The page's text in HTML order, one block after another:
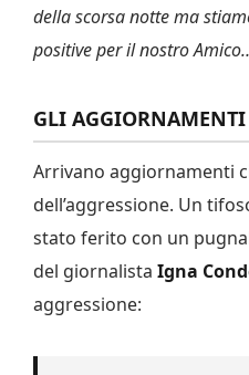
della scorsa notte ma
positive per il nostro
GLI AGGIORNAMENTI
Arrivano aggiornamenti
dell’aggressione. Un
stato ferito con un
del giornalista Igna
aggressione: